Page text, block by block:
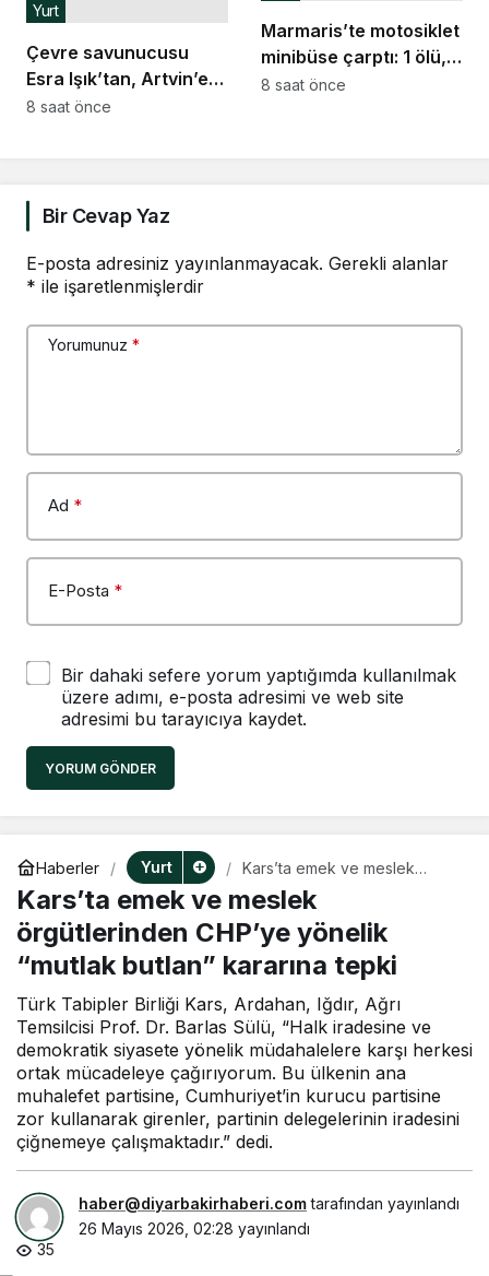
Çevre savunucusu
Esra Işık’tan, Artvin’e
destek: “Şirketler
Yurt
8 saat önce
Marmaris’te motosiklet
minibüse çarptı: 1 ölü, 1
ağır yaralı
8 saat önce
Bir Cevap Yaz
E-posta adresiniz yayınlanmayacak. Gerekli alanlar
* ile işaretlenmişlerdir
Yorumunuz *
Ad *
E-Posta *
Bir dahaki sefere yorum yaptığımda kullanılmak
üzere adımı, e-posta adresimi ve web site
adresimi bu tarayıcıya kaydet.
YORUM GÖNDER
Haberler Yurt
Kars’ta emek ve meslek
örgütlerinden CHP’ye yönelik
“mutlak butlan” kararına tepki
Kars’ta emek ve meslek
örgütlerinden CHP’ye yönelik
“mutlak butlan” kararına tepki
Türk Tabipler Birliği Kars, Ardahan, Iğdır, Ağrı
Temsilcisi Prof. Dr. Barlas Sülü, “Halk iradesine ve
demokratik siyasete yönelik müdahalelere karşı herkesi
ortak mücadeleye çağırıyorum. Bu ülkenin ana
muhalefet partisine, Cumhuriyet’in kurucu partisine
zor kullanarak girenler, partinin delegelerinin iradesini
çiğnemeye çalışmaktadır.” dedi.
haber@diyarbakirhaberi.comtarafından yayınlandı
26 Mayıs 2026, 02:28 yayınlandı
35